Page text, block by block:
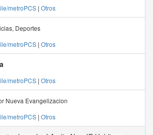
metroPCS | Otros
Deportes
metroPCS | Otros
metroPCS | Otros
Nueva Evangelizacion
metroPCS | Otros